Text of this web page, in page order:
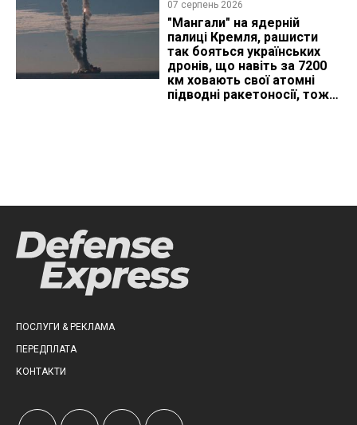
07 серпень 2026
"Мангали" на ядерній
палиці Кремля, рашисти
так бояться українських
дронів, що навіть за 7200
км ховають свої атомні
підводні ракетоносії, тож
ПОСЛУГИ & РЕКЛАМА
ПЕРЕДПЛАТА
КОНТАКТИ